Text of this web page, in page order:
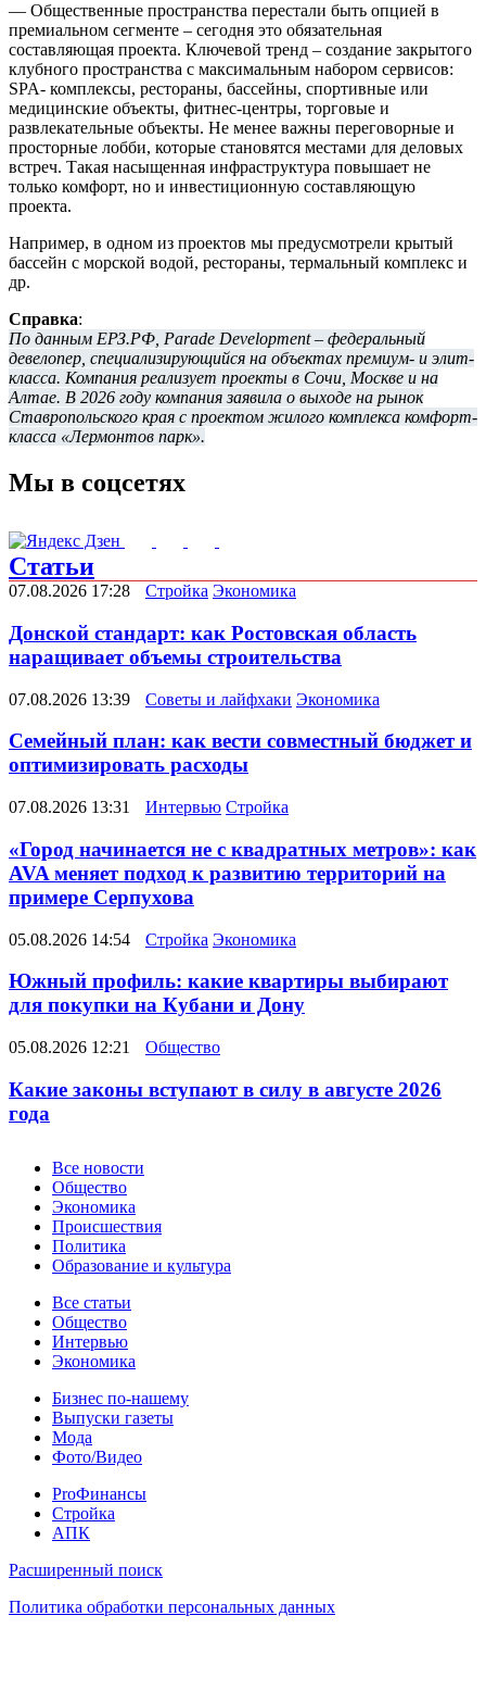
— Общественные пространства перестали быть опцией в
премиальном сегменте – сегодня это обязательная
составляющая проекта. Ключевой тренд – создание закрытого
клубного пространства с максимальным набором сервисов:
SPA- комплексы, рестораны, бассейны, спортивные или
медицинские объекты, фитнес-центры, торговые и
развлекательные объекты. Не менее важны переговорные и
просторные лобби, которые становятся местами для деловых
встреч. Такая насыщенная инфраструктура повышает не
только комфорт, но и инвестиционную составляющую
проекта.
Например, в одном из проектов мы предусмотрели крытый
бассейн с морской водой, рестораны, термальный комплекс и
др.
Справка:
По данным ЕРЗ.РФ, Parade Development – федеральный
девелопер, специализирующийся на объектах премиум- и элит-
класса. Компания реализует проекты в Сочи, Москве и на
Алтае. В 2026 году компания заявила о выходе на рынок
Ставропольского края с проектом жилого комплекса комфорт-
класса «Лермонтов парк».
Мы в соцсетях
Статьи
07.08.2026 17:28 Стройка Экономика
Донской стандарт: как Ростовская область
наращивает объемы строительства
07.08.2026 13:39 Советы и лайфхаки Экономика
Семейный план: как вести совместный бюджет и
оптимизировать расходы
07.08.2026 13:31 Интервью Стройка
«Город начинается не с квадратных метров»: как
AVA меняет подход к развитию территорий на
примере Серпухова
05.08.2026 14:54 Стройка Экономика
Южный профиль: какие квартиры выбирают
для покупки на Кубани и Дону
05.08.2026 12:21 Общество
Какие законы вступают в силу в августе 2026
года
Новости
Все новости
Общество
Экономика
Происшествия
Политика
Образование и культура
Статьи
Все статьи
Общество
Интервью
Экономика
Разное
Бизнес по-нашему
Выпуски газеты
Мода
Фото/Видео
Pro
ProФинансы
Стройка
АПК
Информация
Расширенный поиск
Политика обработки персональных данных